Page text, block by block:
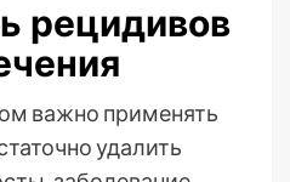
рецидивов
важно применять
удалить